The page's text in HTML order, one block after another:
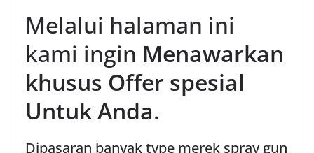
Melalui halaman ini
kami ingin Menawarkan
khusus Offer spesial
Untuk Anda.
Dipasaran banyak type merek spray gun